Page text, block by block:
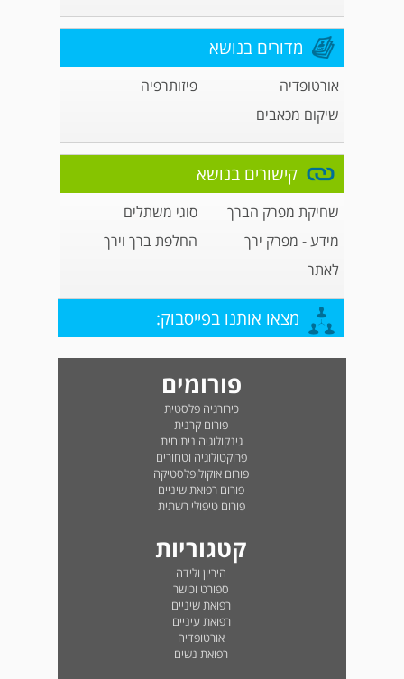
מדורים בנושא
אורטופדיה
פיזותרפיה
שיקום מכאבים
קישורים בנושא
שחיקת מפרק הברך
סוגי משתלים
מידע - מפרק ירך
החלפת ברך וירך
לאתר
מצאו אותנו בפייסבוק:
פורומים
כירורגיה פלסטית
פורום קרנית
גינקולוגיה ניתוחית
פרוקטולוגיה וטחורים
פורום אוקולופלסטיקה
פורום רפואת שיניים
פורום טיפולי רשתית
קטגוריות
היריון ולידה
ספורט וכושר
רפואת שיניים
רפואת עיניים
אורטופדיה
רפואת נשים